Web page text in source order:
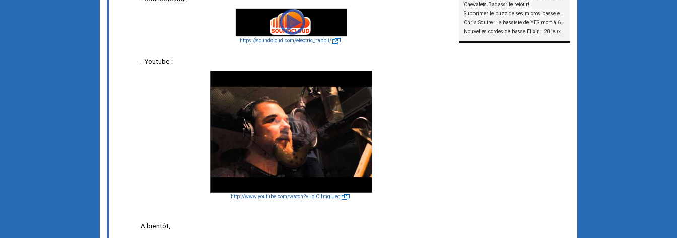
Chevalets Badass: le retour!
Supprimer le buzz de ses micros basse en reliant les aimants à la masse
Chris Squire : le bassiste de YES mort à 67 ans
Nouvelles cordes de basse Elixir : 20 jeux à tester !
https://soundcloud.com/electric_rabbit/
- Youtube :
http://www.youtube.com/watch?v=plCifmglJeg
A bientôt,